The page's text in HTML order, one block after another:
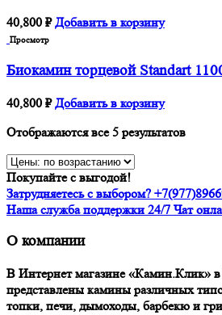
40,800 ₽ Добавить в корзину
Просмотр
Биокамин торцевой Standart
40,800 ₽ Добавить в корзину
Отображаются все 5 результатов
Покупайте с выгодой!
Затрудняетесь с выбором?
Наша служба поддержки 24/7 Чат
О компании
В Интернет магазине «Камин.Клик»
представлены камины различных
топки, печи, дымоходы, барбекю и